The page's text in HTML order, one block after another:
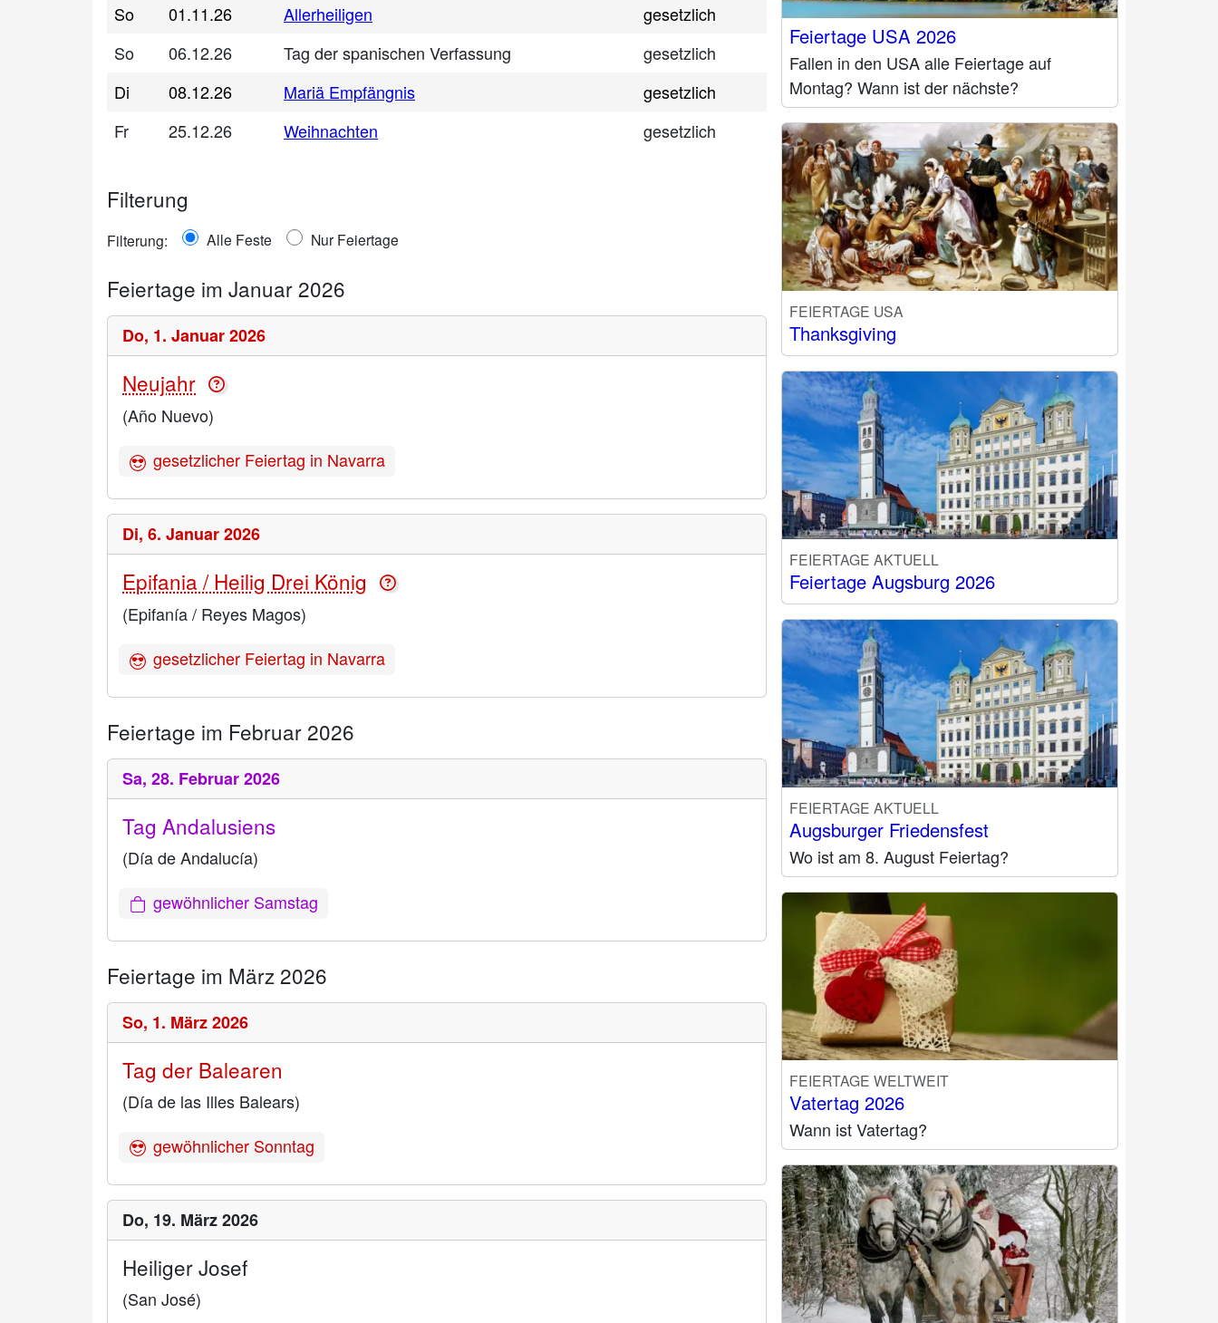
So
01.11.26 Allerheiligen
gesetzlich
So
06.12.26 Tag der spanischen Verfassung
gesetzlich
Di
08.12.26 Mariä Empfängnis
gesetzlich
Fr
25.12.26 Weihnachten gesetzlich
Filterung
Filterung: Alle Feste Nur Feiertage
Feiertage im Januar 2026
Do, 1. Januar 2026
Neujahr
(Año Nuevo)
gesetzlicher Feiertag in Navarra
Di, 6. Januar 2026
Epifania / Heilig Drei König
(Epifanía / Reyes Magos)
gesetzlicher Feiertag in Navarra
Feiertage im Februar 2026
Sa, 28. Februar 2026
Tag Andalusiens
(Día de Andalucía)
gewöhnlicher Samstag
Feiertage im März 2026
So, 1. März 2026
Tag der Balearen
(Día de las Illes Balears)
gewöhnlicher Sonntag
Do, 19. März 2026
Heiliger Josef
(San José)
Feiertage USA 2026
Fallen in den USA alle Feiertage auf
Montag? Wann ist der nächste?
FEIERTAGE USA
Thanksgiving
FEIERTAGE AKTUELL
Feiertage Augsburg 2026
FEIERTAGE AKTUELL
Augsburger Friedensfest
Wo ist am 8. August Feiertag?
FEIERTAGE WELTWEIT
Vatertag 2026
Wann ist Vatertag?